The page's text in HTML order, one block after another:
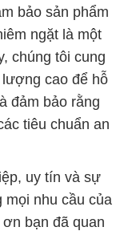
bảo sản phẩm
ngặt là một
chúng tôi cung
cao để hỗ
đảm bảo rằng
tiêu chuẩn an
uy tín và sự
mọi nhu cầu của
bạn đã quan